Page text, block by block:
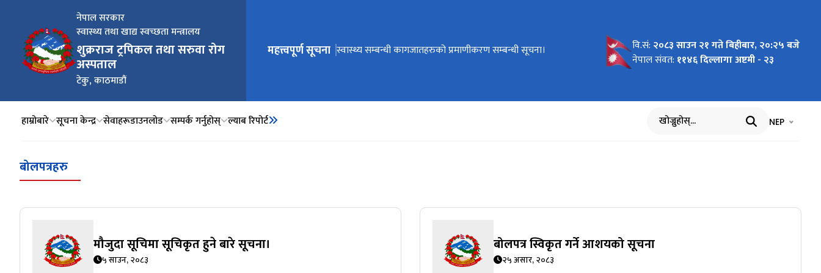
नेपाल सरकार
स्वास्थ्य तथा खाद्य स्वच्छता मन्त्रालय
शुक्रराज ट्रपिकल तथा सरुवा रोग
अस्पताल
टेकु, काठमाडौं
मुख्य नेभिगेसनमा जानुहोस्
महत्त्वपूर्ण सूचना मौजुदा सूचिमा सूचिकृत हुने बारे सूचना।
स्वास्थ्य सम्बन्धी कागजातहरुको प्रमाणीकरण सम्बन्धी सूचना।
बोलपत्र छनौट सम्बन्धि सूचना/गोला प्रथा
अङ्गदानको लागि आवश्यक कागजातहरु वि.सं: २०८३ साउन २१ गते बिहीबार, २०:२५ बजे
नेपाल संवत: ११४६ दिल्लागा अष्टमी - २३
हाम्रोबारे सूचना केन्द्र सेवाहरूडाउनलोड सम्पर्क गर्नुहोस् ल्याब रिपोर्ट खोज्नुहोस् भाषा चयन
NEP
बोलपत्रहरु
मौजुदा सूचिमा सूचिकृत हुने बारे सूचना।
५ साउन, २०८३
बोलपत्र स्विकृत गर्ने आशयको सूचना
२५ असार, २०८३